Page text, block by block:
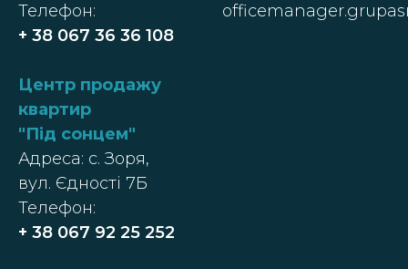
Телефон:
+ 38 067 36 36 108
Центр продажу
квартир
"Під сонцем"
Адреса: с. Зоря,
вул. Єдності 7Б
Телефон:
+ 38 067 92 25 252